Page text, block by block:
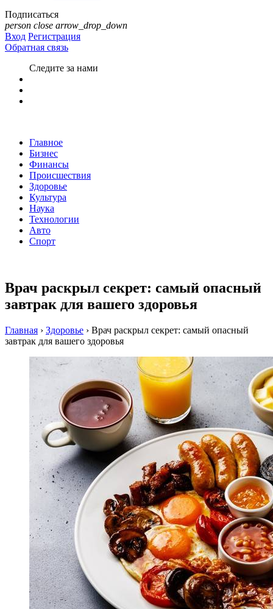
Подписаться
person close arrow_drop_down
Вход Регистрация
Обратная связь
Следите за нами
Главное
Бизнес
Финансы
Происшествия
Здоровье
Культура
Наука
Технологии
Авто
Спорт
Врач раскрыл секрет: самый опасный
завтрак для вашего здоровья
Главная › Здоровье › Врач раскрыл секрет: самый опасный
завтрак для вашего здоровья